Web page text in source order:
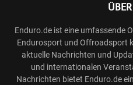
Enduro.de ist eine umfassende
Endurosport und Offroadsport
aktuelle Nachrichten und
und internationalen
Nachrichten bietet Enduro.de